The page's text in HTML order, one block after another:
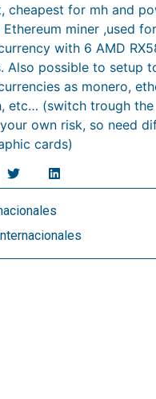
cheapest for mh and
miner ,used
with 6 AMD
Also possible to setup
as monero,
etc… (switch trough the
own risk, so need
cards)